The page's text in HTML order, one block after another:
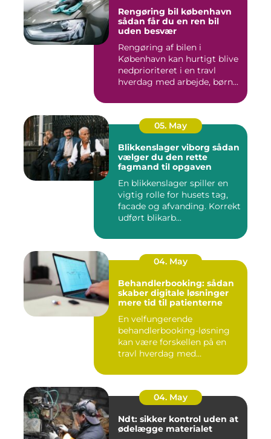
Rengøring bil københavn
sådan får du en ren bil
uden besvær
Rengøring af bilen i
København kan hurtigt blive
nedprioriteret i en travl
hverdag med arbejde, børn...
05. May
Blikkenslager viborg sådan
vælger du den rette
fagmand til opgaven
En blikkenslager spiller en
vigtig rolle for husets tag,
facade og afvanding. Korrekt
udført blikarb...
04. May
Behandlerbooking: sådan
skaber digitale løsninger
mere tid til patienterne
En velfungerende
behandlerbooking-løsning
kan være forskellen på en
travl hverdag med
04. May
Ndt: sikker kontrol uden at
ødelægge materialet